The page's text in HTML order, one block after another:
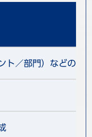
ト／部門）などの粒